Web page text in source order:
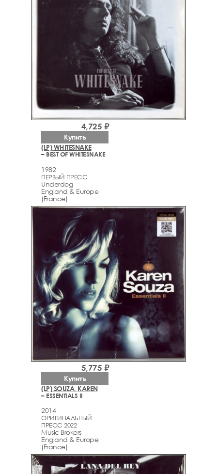
(LP) WHITESNAKE
– BEST OF WHITESNAKE
1982
ПЕРВЫЙ ПРЕСС
Underdog
England & Europe
(France)
4,725 ₽
Купить
(LP) SOUZA, KAREN
– ESSENTIALS II
2014
ОРИГИНАЛЬНЫЙ
ПРЕСС 2022
Music Brokers
England & Europe
(France)
5,775 ₽
Купить